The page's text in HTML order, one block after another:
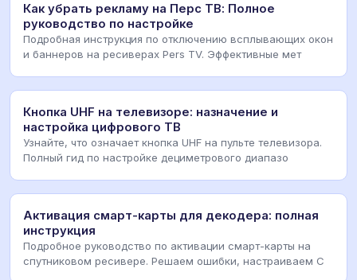
Как убрать рекламу на Перс ТВ: Полное
руководство по настройке
Подробная инструкция по отключению всплывающих окон
и баннеров на ресиверах Pers TV. Эффективные мет
Кнопка UHF на телевизоре: назначение и
настройка цифрового ТВ
Узнайте, что означает кнопка UHF на пульте телевизора.
Полный гид по настройке дециметрового диапазо
Активация смарт-карты для декодера: полная
инструкция
Подробное руководство по активации смарт-карты на
спутниковом ресивере. Решаем ошибки, настраиваем C